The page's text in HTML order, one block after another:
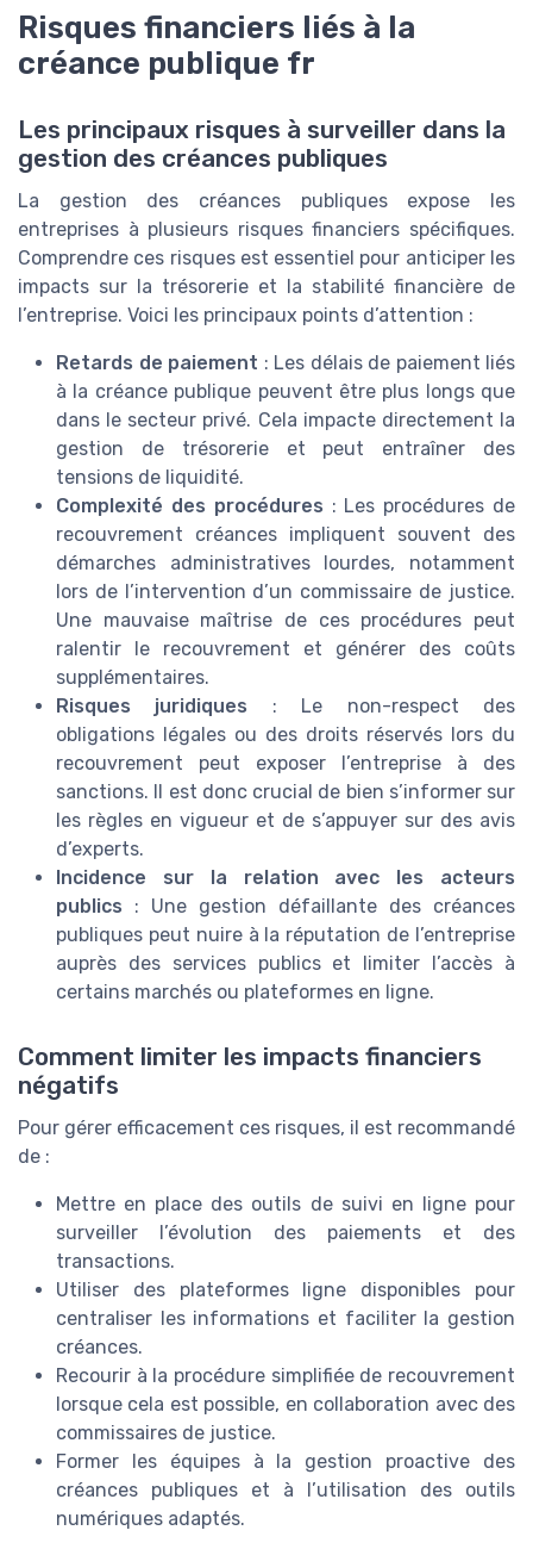
Risques financiers liés à la
créance publique fr
Les principaux risques à surveiller dans la
gestion des créances publiques
La gestion des créances publiques expose les
entreprises à plusieurs risques financiers spécifiques.
Comprendre ces risques est essentiel pour anticiper les
impacts sur la trésorerie et la stabilité financière de
l’entreprise. Voici les principaux points d’attention :
Retards de paiement : Les délais de paiement liés
à la créance publique peuvent être plus longs que
dans le secteur privé. Cela impacte directement la
gestion de trésorerie et peut entraîner des
tensions de liquidité.
Complexité des procédures : Les procédures de
recouvrement créances impliquent souvent des
démarches administratives lourdes, notamment
lors de l’intervention d’un commissaire de justice.
Une mauvaise maîtrise de ces procédures peut
ralentir le recouvrement et générer des coûts
supplémentaires.
Risques juridiques : Le non-respect des
obligations légales ou des droits réservés lors du
recouvrement peut exposer l’entreprise à des
sanctions. Il est donc crucial de bien s’informer sur
les règles en vigueur et de s’appuyer sur des avis
d’experts.
Incidence sur la relation avec les acteurs
publics : Une gestion défaillante des créances
publiques peut nuire à la réputation de l’entreprise
auprès des services publics et limiter l’accès à
certains marchés ou plateformes en ligne.
Comment limiter les impacts financiers
négatifs
Pour gérer efficacement ces risques, il est recommandé
de :
Mettre en place des outils de suivi en ligne pour
surveiller l’évolution des paiements et des
transactions.
Utiliser des plateformes ligne disponibles pour
centraliser les informations et faciliter la gestion
créances.
Recourir à la procédure simplifiée de recouvrement
lorsque cela est possible, en collaboration avec des
commissaires de justice.
Former les équipes à la gestion proactive des
créances publiques et à l’utilisation des outils
numériques adaptés.